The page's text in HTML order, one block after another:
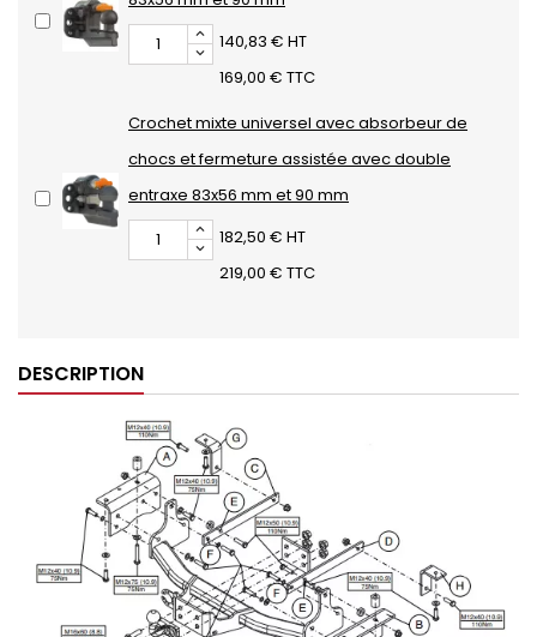
140,83 € HT
169,00 € TTC
Crochet mixte universel avec absorbeur de
chocs et fermeture assistée avec double
entraxe 83x56 mm et 90 mm
182,50 € HT
219,00 € TTC
DESCRIPTION